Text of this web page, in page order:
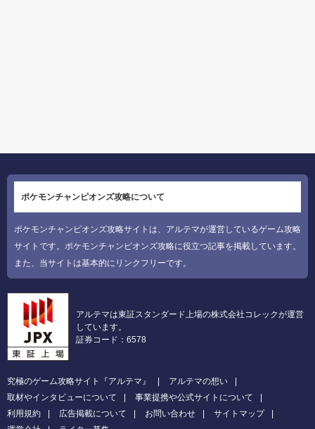
ポケモンチャンピオンズ攻略について
ポケモンチャンピオンズ攻略サイトは、アルテマが運営しているゲーム攻略
サイトです。ポケモンチャンピオンズ攻略に役立つ記事を掲載しています。
また、当サイトは基本的にリンクフリーです。
アルテマは東証スタンダード上場の株式会社コレックが運営
しています。
証券コード：6578
究極のゲーム攻略サイト『アルテマ』
アルテマの想い
取材やインタビューについて
事業提携や公式サイトについて
利用規約
広告掲載について お問い合わせ
サイトマップ